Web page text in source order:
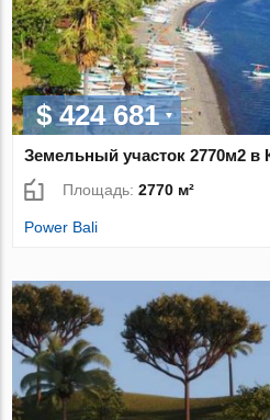
$ 424 681
Земельный участок 2770м2 в
Площадь:2770 м²
Power Bali